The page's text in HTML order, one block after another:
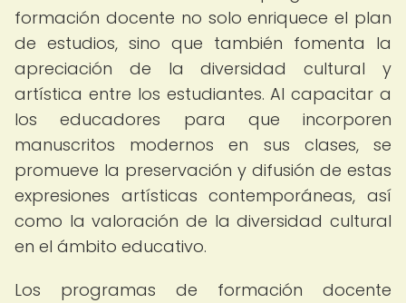
formación docente no solo enriquece el plan
de estudios, sino que también fomenta la
apreciación de la diversidad cultural y
artística entre los estudiantes. Al capacitar a
los educadores para que incorporen
manuscritos modernos en sus clases, se
promueve la preservación y difusión de estas
expresiones artísticas contemporáneas, así
como la valoración de la diversidad cultural
en el ámbito educativo.
Los programas de formación docente